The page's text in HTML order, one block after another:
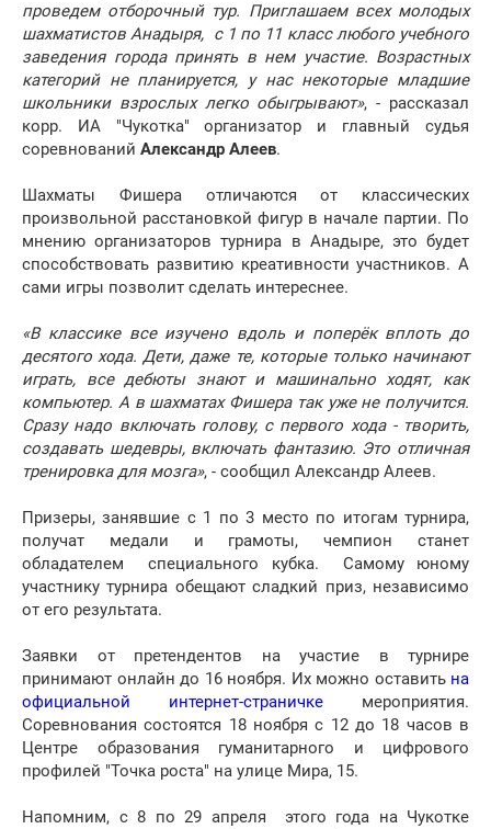
проведем отборочный тур. Приглашаем всех молодых
шахматистов Анадыря, с 1 по 11 класс любого учебного
заведения города принять в нем участие. Возрастных
категорий не планируется, у нас некоторые младшие
школьники взрослых легко обыгрывают», - рассказал
корр. ИА "Чукотка" организатор и главный судья
соревнований Александр Алеев.
Шахматы Фишера отличаются от классических
произвольной расстановкой фигур в начале партии. По
мнению организаторов турнира в Анадыре, это будет
способствовать развитию креативности участников. А
сами игры позволит сделать интереснее.
«В классике все изучено вдоль и поперёк вплоть до
десятого хода. Дети, даже те, которые только начинают
играть, все дебюты знают и машинально ходят, как
компьютер. А в шахматах Фишера так уже не получится.
Сразу надо включать голову, с первого хода - творить,
создавать шедевры, включать фантазию. Это отличная
тренировка для мозга», - сообщил Александр Алеев.
Призеры, занявшие с 1 по 3 место по итогам турнира,
получат медали и грамоты, чемпион станет
обладателем специального кубка. Самому юному
участнику турнира обещают сладкий приз, независимо
от его результата.
Заявки от претендентов на участие в турнире
принимают онлайн до 16 ноября. Их можно оставить на
официальной интернет-страничке мероприятия.
Соревнования состоятся 18 ноября с 12 до 18 часов в
Центре образования гуманитарного и цифрового
профилей "Точка роста" на улице Мира, 15.
Напомним, с 8 по 29 апреля этого года на Чукотке